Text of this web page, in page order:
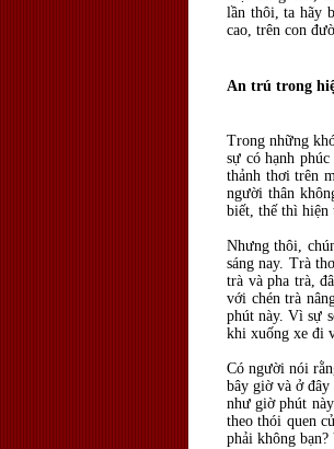
lần thôi, ta hãy
cao, trên con
An trú trong
Trong những
sự có hạnh
thảnh thơi trên
người thân
biết, thế thì hiện
Nhưng thôi,
sáng nay. Trà
trà và pha trà,
với chén trà
phút này. Vì sự
khi xuống xe đi
Có người nói
bây giờ và ở
như giờ phút
theo thói quen
phải không